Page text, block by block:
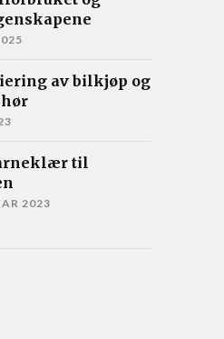
av bilkjøp og
til
2023